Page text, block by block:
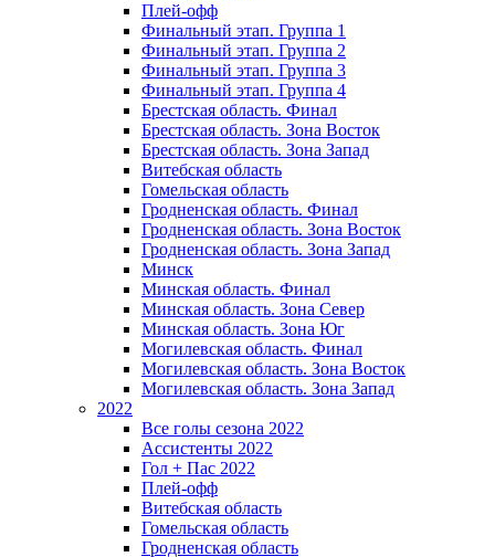
Плей-офф
Финальный этап. Группа 1
Финальный этап. Группа 2
Финальный этап. Группа 3
Финальный этап. Группа 4
Брестская область. Финал
Брестская область. Зона Восток
Брестская область. Зона Запад
Витебская область
Гомельская область
Гродненская область. Финал
Гродненская область. Зона Восток
Гродненская область. Зона Запад
Минск
Минская область. Финал
Минская область. Зона Север
Минская область. Зона Юг
Могилевская область. Финал
Могилевская область. Зона Восток
Могилевская область. Зона Запад
2022
Все голы сезона 2022
Ассистенты 2022
Гол + Пас 2022
Плей-офф
Витебская область
Гомельская область
Гродненская область